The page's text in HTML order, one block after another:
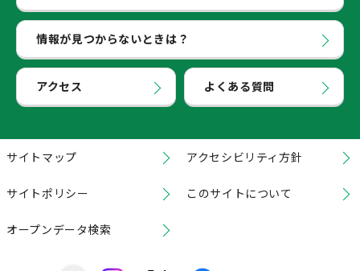
情報が見つからないときは？
アクセス よくある質問
サイトマップ アクセシビリティ方針
サイトポリシー このサイトについて
オープンデータ検索